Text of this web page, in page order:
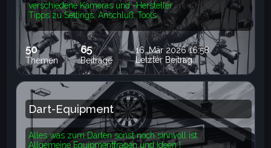
verschiedene Kameras und -Hersteller
Tipps zu Settings, Anschluß, Tools
50
Themen
65
Beiträge
16. Mär 2026 16:58
Letzter Beitrag
Dart-Equipment
Alles was zum Darten sonst noch sinnvoll ist
Allgemeine Equipmentfragen und Ideen !